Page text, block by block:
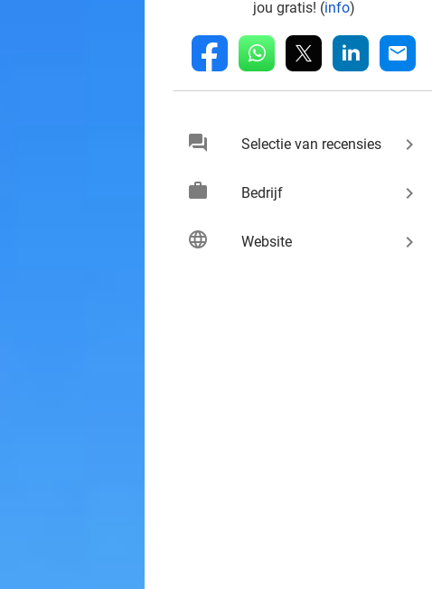
jou gratis! (info)
fb whatsapp linkedin mail
chat Selectie van recensies keyboard_arrow_right
work Bedrijf keyboard_arrow_right
language Website keyboard_arrow_right